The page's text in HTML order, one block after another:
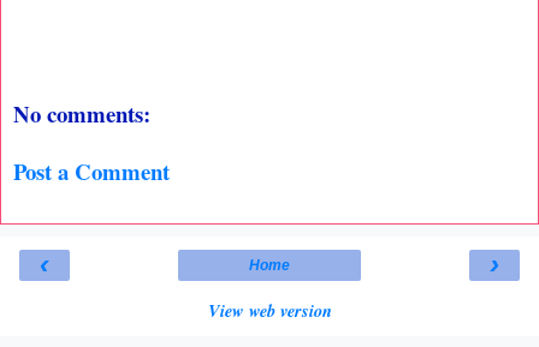
No comments:
Post a Comment
‹ ›
Home
View web version